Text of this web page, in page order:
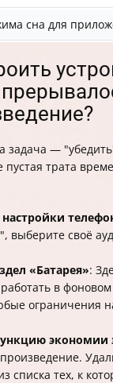
сна для
задача —
трата
выберите своё
«Батарея»:
в
ограничения
экономии
списка тех, к